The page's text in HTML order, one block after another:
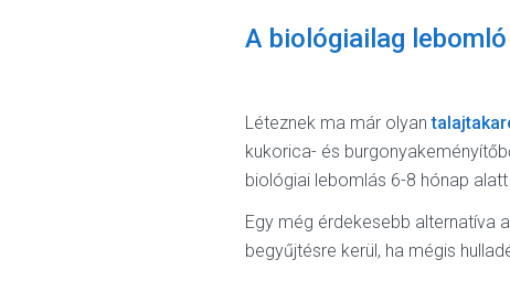
A biológiailag
Léteznek ma már olyan
kukorica- és
biológiai lebomlás 6-8 hónap
Egy még érdekesebb alternatíva
begyűjtésre kerül, ha mégis